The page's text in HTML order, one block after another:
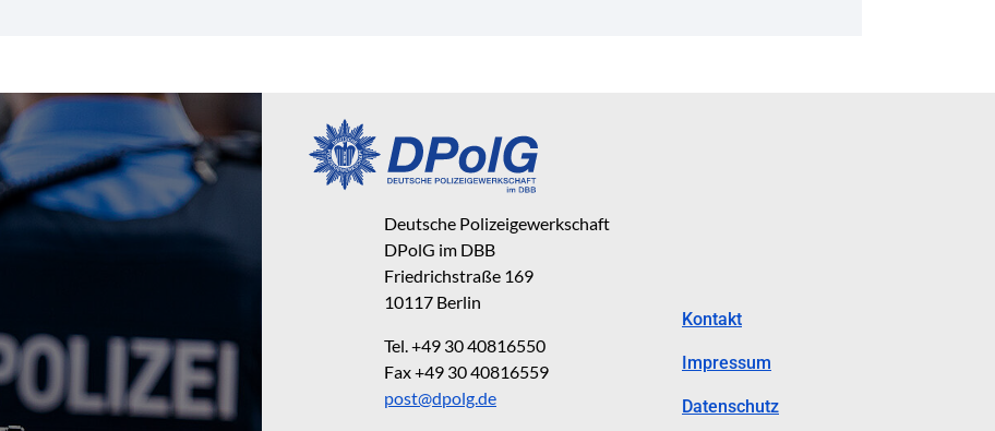
Deutsche Polizeigewerkschaft
DPolG im DBB
Friedrichstraße 169
10117 Berlin
Tel. +49 30 40816550
Fax +49 30 40816559
post@dpolg.de
Kontakt
Impressum
Datenschutz